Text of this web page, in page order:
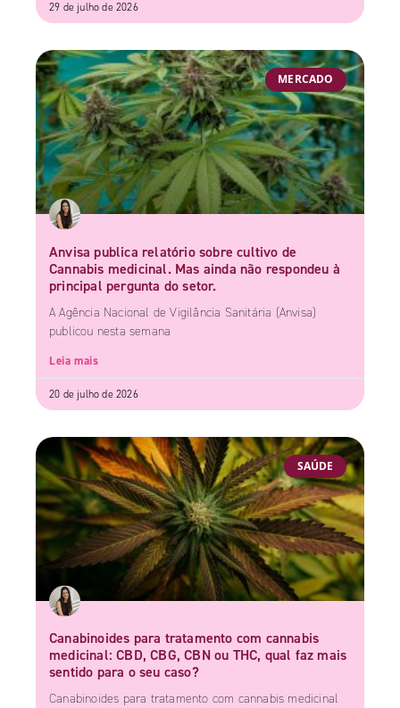
29 de julho de 2026
MERCADO
Anvisa publica relatório sobre cultivo de
Cannabis medicinal. Mas ainda não respondeu à
principal pergunta do setor.
A Agência Nacional de Vigilância Sanitária (Anvisa)
publicou nesta semana
Leia mais
20 de julho de 2026
SAÚDE
Canabinoides para tratamento com cannabis
medicinal: CBD, CBG, CBN ou THC, qual faz mais
sentido para o seu caso?
Canabinoides para tratamento com cannabis medicinal